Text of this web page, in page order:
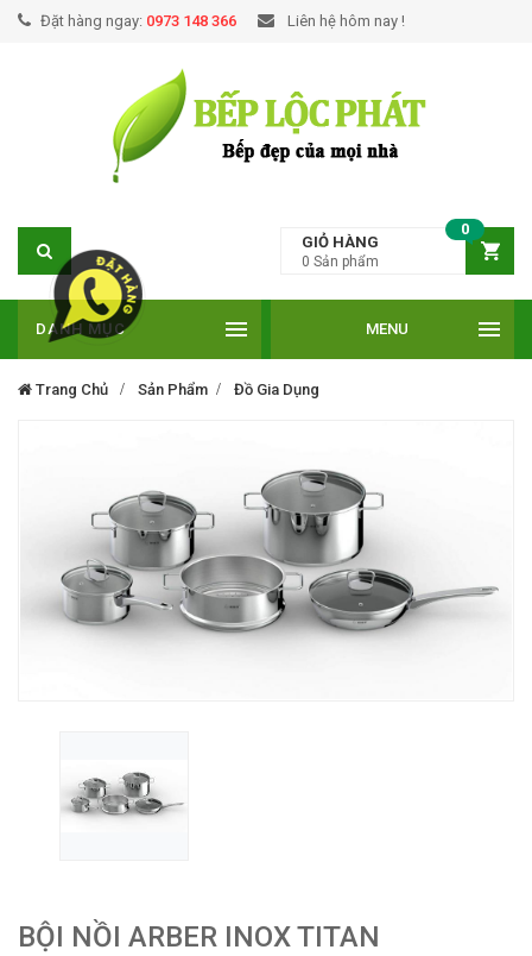
Đặt hàng ngay: 0973 148 366 Liên hệ hôm nay !
GIỎ HÀNG
0
0 Sản phẩm
DANH MỤC MENU
Trang Chủ Sản Phẩm Đồ Gia Dụng
BỘI NỒI ARBER INOX TITAN